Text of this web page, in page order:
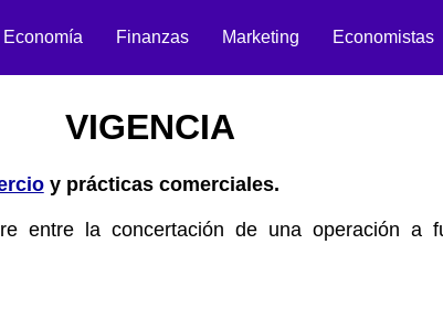
Economía Finanzas Marketing Economistas
VIGENCIA
y prácticas comerciales.
entre la concertación de una operación a